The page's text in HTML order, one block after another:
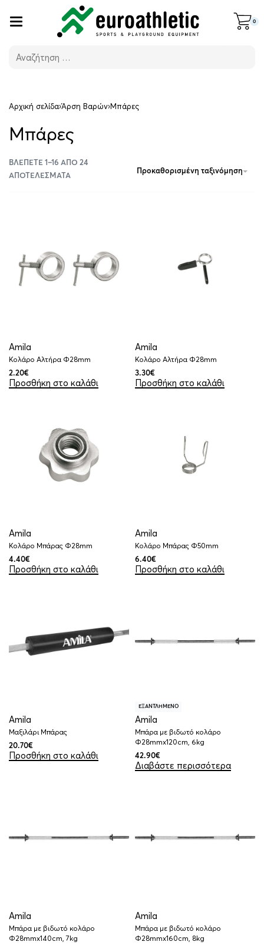
0
Αρχική σελίδα›Άρση Βαρών›Μπάρες
Μπάρες
ΒΛΈΠΕΤΕ 1–16 ΑΠΌ 24
ΑΠΟΤΕΛΈΣΜΑΤΑ
Προκαθορισμένη ταξινόμηση
Amila
Κολάρο Αλτήρα Φ28mm
2.20€
Προσθήκη στο καλάθι
Amila
Κολάρο Αλτήρα Φ28mm
3.30€
Προσθήκη στο καλάθι
Amila
Κολάρο Μπάρας Φ28mm
4.40€
Προσθήκη στο καλάθι
Amila
Κολάρο Μπάρας Φ50mm
6.40€
Προσθήκη στο καλάθι
Amila
Μαξιλάρι Μπάρας
20.70€
Προσθήκη στο καλάθι
ΕΞΑΝΤΛΗΜΕΝΟ
Amila
Μπάρα με βιδωτό κολάρο
Φ28mmx120cm, 6kg
42.90€
Διαβάστε περισσότερα
Amila
Μπάρα με βιδωτό κολάρο
Φ28mmx140cm, 7kg
Amila
Μπάρα με βιδωτό κολάρο
Φ28mmx160cm, 8kg